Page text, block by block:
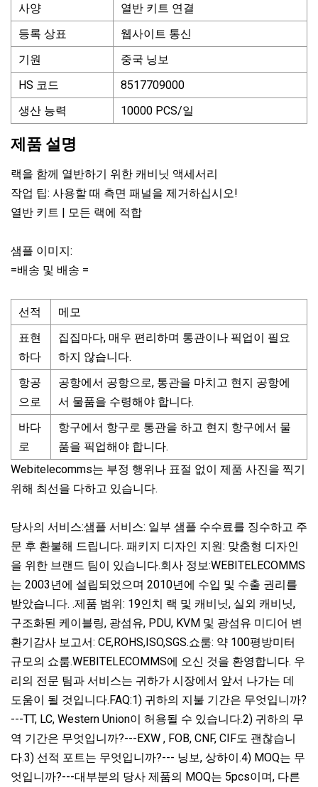
사양
열반 키트 연결
등록 상표
웹사이트 통신
기원
중국 닝보
HS 코드
8517709000
생산 능력
10000 PCS/일
제품 설명
랙을 함께 열반하기 위한 캐비닛 액세서리
작업 팁: 사용할 때 측면 패널을 제거하십시오!
열반 키트 | 모든 랙에 적합
샘플 이미지:
=배송 및 배송 =
선적
메모
표현
하다
집집마다, 매우 편리하며 통관이나 픽업이 필요
하지 않습니다.
항공
으로
공항에서 공항으로, 통관을 마치고 현지 공항에
서 물품을 수령해야 합니다.
바다
로
항구에서 항구로 통관을 하고 현지 항구에서 물
품을 픽업해야 합니다.
Webitelecomms는 부정 행위나 표절 없이 제품 사진을 찍기
위해 최선을 다하고 있습니다.
당사의 서비스:샘플 서비스: 일부 샘플 수수료를 징수하고 주
문 후 환불해 드립니다. 패키지 디자인 지원: 맞춤형 디자인
을 위한 브랜드 팀이 있습니다.회사 정보:WEBITELECOMMS
는 2003년에 설립되었으며 2010년에 수입 및 수출 권리를
받았습니다. .제품 범위: 19인치 랙 및 캐비닛, 실외 캐비닛,
구조화된 케이블링, 광섬유, PDU, KVM 및 광섬유 미디어 변
환기감사 보고서: CE,ROHS,ISO,SGS.쇼룸: 약 100평방미터
규모의 쇼룸.WEBITELECOMMS에 오신 것을 환영합니다. 우
리의 전문 팀과 서비스는 귀하가 시장에서 앞서 나가는 데
도움이 될 것입니다.FAQ:1) 귀하의 지불 기간은 무엇입니까?
---TT, LC, Western Union이 허용될 수 있습니다.2) 귀하의 무
역 기간은 무엇입니까?---EXW , FOB, CNF, CIF도 괜찮습니
다.3) 선적 포트는 무엇입니까?--- 닝보, 상하이.4) MOQ는 무
엇입니까?---대부분의 당사 제품의 MOQ는 5pcs이며, 다른